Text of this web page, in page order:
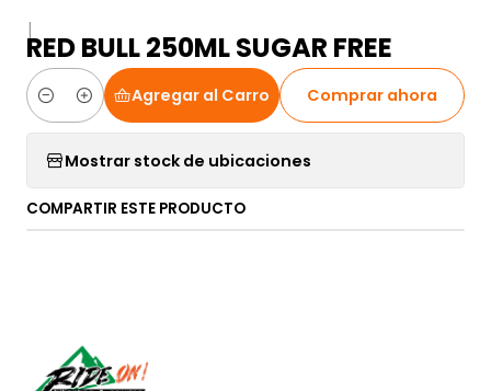
|
RED BULL 250ML SUGAR FREE
Cantidad
Agregar al Carro Comprar ahora
Mostrar stock de ubicaciones
COMPARTIR ESTE PRODUCTO